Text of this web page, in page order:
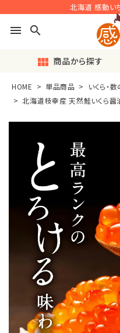
北海道 感動い
menu search
view_module 商品から探す
ACCOUNT MENU
ようこそ ゲスト 様
ログイン
◎おすすめ◎旬の産直品
♪毎月楽しい〈定期便〉
感動ギフト
セット商品
HOME 単品商品
いくら・
北海道枝幸産 天然鮭いくら